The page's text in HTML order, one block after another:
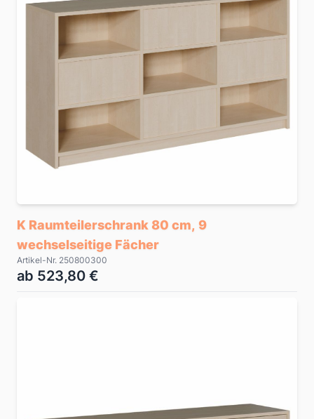
K Raumteilerschrank 80 cm, 9
wechselseitige Fächer
Artikel-Nr. 250800300
ab 523,80 €